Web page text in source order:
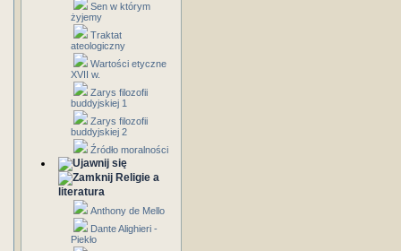
Sen w którym
żyjemy
Traktat
ateologiczny
Wartości etyczne
XVII w.
Zarys filozofii
buddyjskiej 1
Zarys filozofii
buddyjskiej 2
Źródło moralności
Religie a
literatura
Anthony de Mello
Dante Alighieri -
Piekło